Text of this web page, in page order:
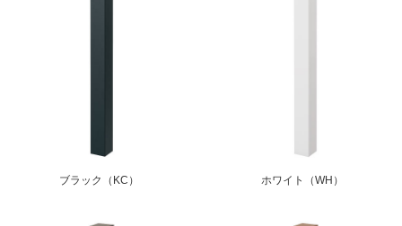
ブラック（KC） ホワイト（WH）